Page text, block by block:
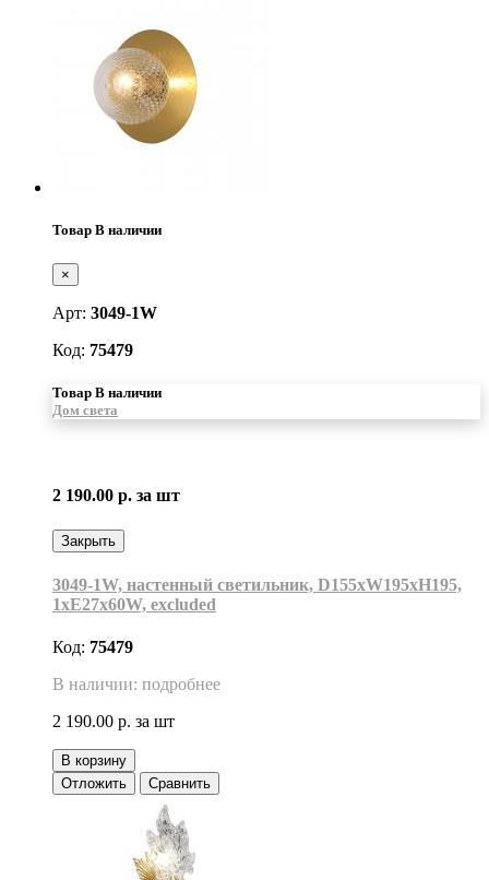
Товар В наличии
×
Арт: 3049-1W
Код: 75479
Товар В наличии
Дом света
2 190.00 р. за шт
Закрыть
3049-1W, настенный светильник, D155xW195xH195,
1xE27x60W, excluded
Код: 75479
В наличии: подробнее
2 190.00 р. за шт
В корзину
Отложить
Сравнить